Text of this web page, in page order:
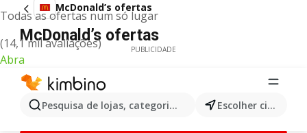
Todas as ofertas num só lugar
(14,1 mil avaliações)
Abra
Pesquisa de lojas, categorias,produtos... Escolher cidade
McDonald’s ofertas
McDonald’s ofertas
PUBLICIDADE